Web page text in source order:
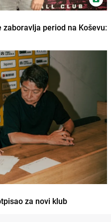
period na Koševu:
za novi klub